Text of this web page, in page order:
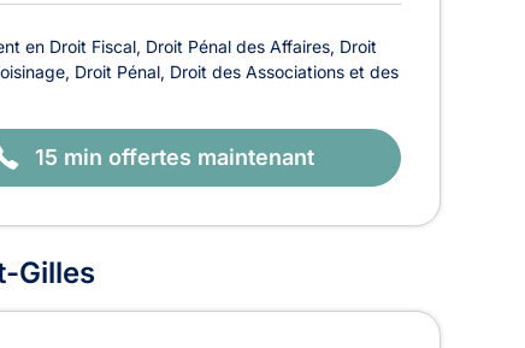
en Droit Fiscal, Droit Pénal des Affaires, Droit
Droit Pénal, Droit des Associations et des
15 min offertes maintenant
Gilles